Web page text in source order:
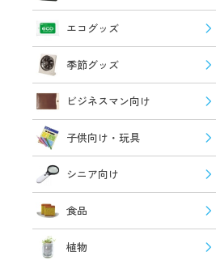
エコグッズ
季節グッズ
ビジネスマン向け
子供向け・玩具
シニア向け
食品
植物